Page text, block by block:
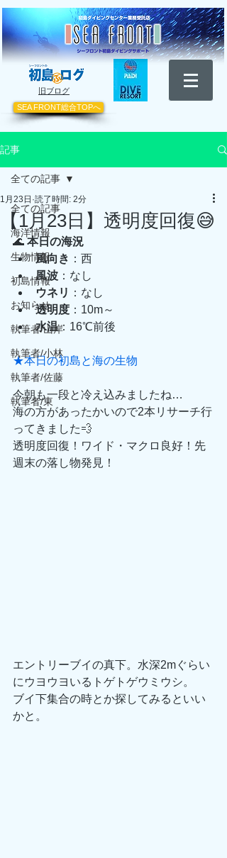
​旧ブログ
SEA FRONT総合TOPへ
記事
全ての記事
海洋情報
生物情報
初島情報
お知らせ
執筆者/山岸
執筆者/小林
執筆者/佐藤
執筆者/東
全ての記事
【1月23日】透明度回復😅
1月23日 読了時間: 2分
🌊 本日の海況
風向き ：西
風波 ：なし
ウネリ ：なし
透明度 ：10m～
水温：16℃前後
★本日の初島と海の生物
今朝も一段と冷え込みましたね…
海の方があったかいので2本リサーチ行
ってきました💨
透明度回復！ワイド・マクロ良好！先
週末の落し物発見！
エントリーブイの真下。水深2mぐらい
にウヨウヨいるトゲトゲウミウシ。
ブイ下集合の時とか探してみるといい
かと。